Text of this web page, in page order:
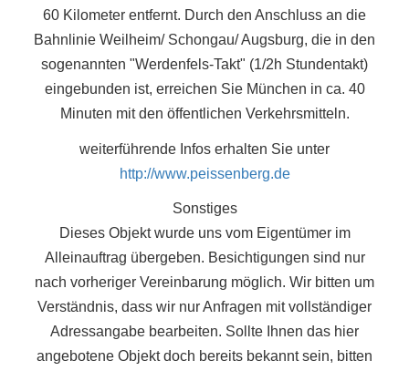
60 Kilometer entfernt. Durch den Anschluss an die
Bahnlinie Weilheim/ Schongau/ Augsburg, die in den
sogenannten "Werdenfels-Takt" (1/2h Stundentakt)
eingebunden ist, erreichen Sie München in ca. 40
Minuten mit den öffentlichen Verkehrsmitteln.
weiterführende Infos erhalten Sie unter
http://www.peissenberg.de
Sonstiges
Dieses Objekt wurde uns vom Eigentümer im
Alleinauftrag übergeben. Besichtigungen sind nur
nach vorheriger Vereinbarung möglich. Wir bitten um
Verständnis, dass wir nur Anfragen mit vollständiger
Adressangabe bearbeiten. Sollte Ihnen das hier
angebotene Objekt doch bereits bekannt sein, bitten